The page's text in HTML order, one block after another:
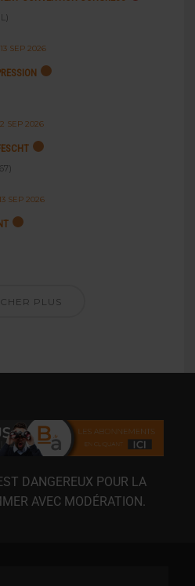
SEP 2026
SEP 2026
SEP 2026
PLUS
DANGEREUX POUR LA
AVEC MODÉRATION.